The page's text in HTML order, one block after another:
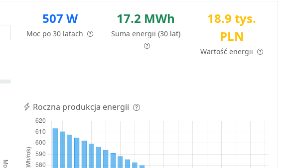
507 W
Moc po 30 latach
17.2 MWh
Suma energii (30 lat)
18.9 tys.
PLN
Wartość energii
Roczna produkcja energii